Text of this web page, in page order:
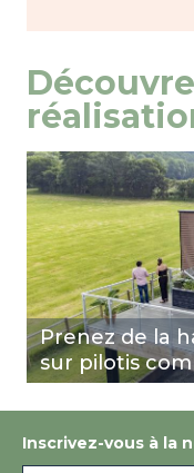
Prenez de la
sur pilotis
Image
view
Inscrivez-vous à la